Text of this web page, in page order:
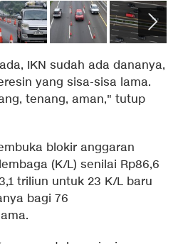
IKN sudah ada dananya,
yang sisa-sisa lama.
tenang, aman," tutup
blokir anggaran
(K/L) senilai Rp86,6
triliun untuk 23 K/L baru
bagi 76